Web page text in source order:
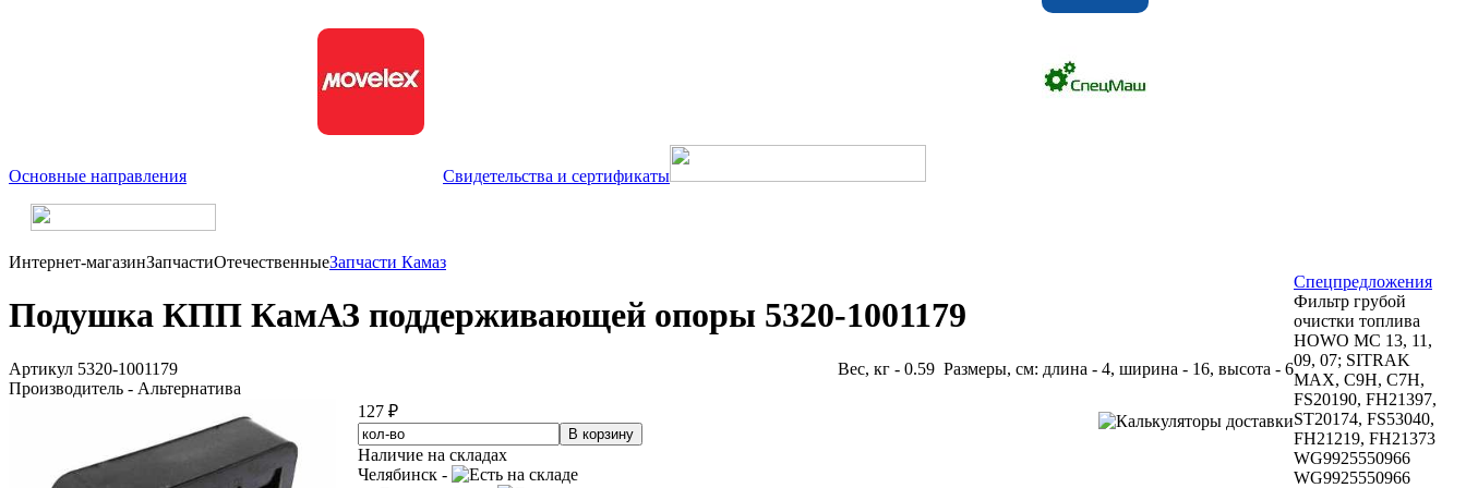
Основные направления Свидетельства и сертификаты
Интернет-магазинЗапчастиОтечественныеЗапчасти Камаз
Подушка КПП КамАЗ поддерживающей опоры 5320-1001179
Артикул 5320-1001179
Производитель - Альтернатива
Вес, кг - 0.59 Размеры, см: длина - 4, ширина - 16, высота - 6
127 ₽
Наличие на складах
Челябинск -
Спецпредложения
Фильтр грубой
очистки топлива
HOWO MC 13, 11,
09, 07; SITRAK
MAX, C9H, C7H,
FS20190, FH21397,
ST20174, FS53040,
FH21219, FH21373
WG9925550966
WG9925550966